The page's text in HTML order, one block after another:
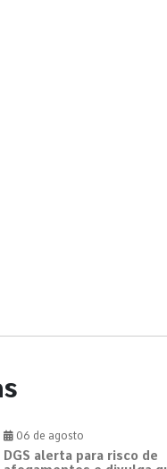
06 de agosto
DGS alerta para risco de